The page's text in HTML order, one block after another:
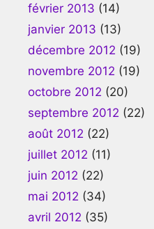
février 2013 (14)
janvier 2013 (13)
décembre 2012 (19)
novembre 2012 (19)
octobre 2012 (20)
septembre 2012 (22)
août 2012 (22)
juillet 2012 (11)
juin 2012 (22)
mai 2012 (34)
avril 2012 (35)